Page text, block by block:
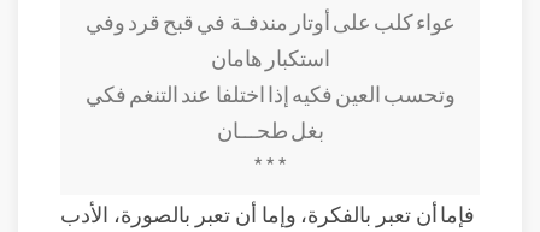
عواء كلب على أوتار مندفـة في قبح قرد وفي
استكبار هامان
وتحسب العين فكيه إذا اختلفا عند التنغم فكي
بغل طحـــان
* * *
فإما أن تعبر بالفكرة، وإما أن تعبر بالصورة، الأدب